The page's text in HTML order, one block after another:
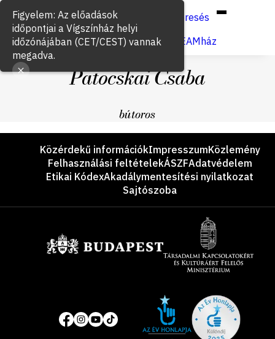
Keresés
Jegyvásárlás
VígSTREAMház
Patocskai Csaba
bútoros
LáblécKözérdekű információkImpresszumKözlemény
Felhasználási feltételekÁSZFAdatvédelem
Etikai KódexAkadálymentesítési nyilatkozat
Sajtószoba
Közösségi
média
of
Figyelem: Az előadások
időpontjai a Vígszínház helyi
időzónájában (CET/CEST) vannak
megadva.